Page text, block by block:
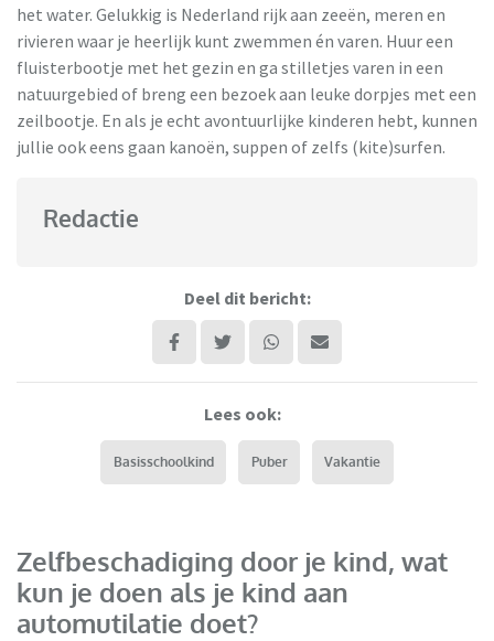
het water. Gelukkig is Nederland rijk aan zeeën, meren en
rivieren waar je heerlijk kunt zwemmen én varen. Huur een
fluisterbootje met het gezin en ga stilletjes varen in een
natuurgebied of breng een bezoek aan leuke dorpjes met een
zeilbootje. En als je echt avontuurlijke kinderen hebt, kunnen
jullie ook eens gaan kanoën, suppen of zelfs (kite)surfen.
Redactie
Deel dit bericht:
Lees ook:
Basisschoolkind Puber Vakantie
Zelfbeschadiging door je kind, wat
kun je doen als je kind aan
automutilatie doet?